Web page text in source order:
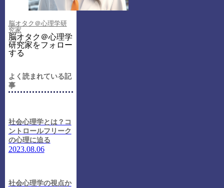
脳オタク＠心理学研
究家
脳オタク＠心理学
研究家をフォロー
する
よく読まれている記
事
社会心理学とは？コ
ントロールフリーク
の心理に迫る
2023.08.06
社会心理学の視点か